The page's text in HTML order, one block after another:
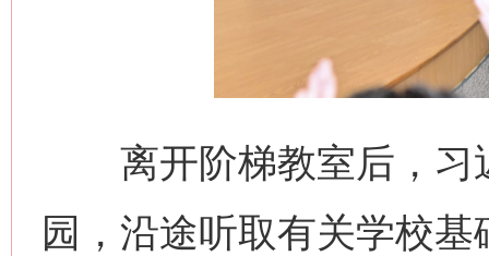
离开阶梯教室后，习
园，沿途听取有关学校